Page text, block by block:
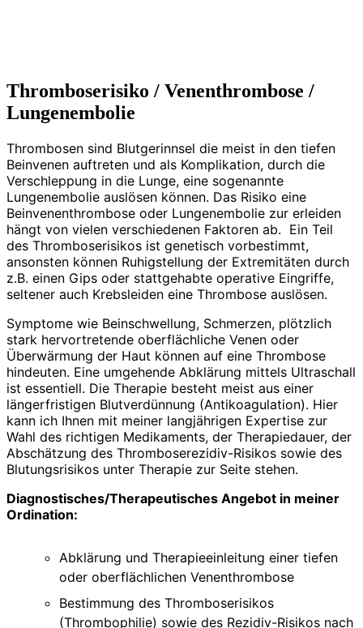
Thromboserisiko / Venenthrombose /
Lungenembolie
Thrombosen sind Blutgerinnsel die meist in den tiefen
Beinvenen auftreten und als Komplikation, durch die
Verschleppung in die Lunge, eine sogenannte
Lungenembolie auslösen können. Das Risiko eine
Beinvenenthrombose oder Lungenembolie zur erleiden
hängt von vielen verschiedenen Faktoren ab. Ein Teil
des Thromboserisikos ist genetisch vorbestimmt,
ansonsten können Ruhigstellung der Extremitäten durch
z.B. einen Gips oder stattgehabte operative Eingriffe,
seltener auch Krebsleiden eine Thrombose auslösen.
Symptome wie Beinschwellung, Schmerzen, plötzlich
stark hervortretende oberflächliche Venen oder
Überwärmung der Haut können auf eine Thrombose
hindeuten. Eine umgehende Abklärung mittels Ultraschall
ist essentiell. Die Therapie besteht meist aus einer
längerfristigen Blutverdünnung (Antikoagulation). Hier
kann ich Ihnen mit meiner langjährigen Expertise zur
Wahl des richtigen Medikaments, der Therapiedauer, der
Abschätzung des Thromboserezidiv-Risikos sowie des
Blutungsrisikos unter Therapie zur Seite stehen.
Diagnostisches/Therapeutisches Angebot in meiner
Ordination:
Abklärung und Therapieeinleitung einer tiefen
oder oberflächlichen Venenthrombose
Bestimmung des Thromboserisikos
(Thrombophilie) sowie des Rezidiv-Risikos nach